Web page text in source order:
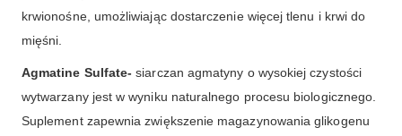
krwionośne, umożliwiając dostarczenie więcej tlenu i krwi do
mięśni.
Agmatine Sulfate-siarczan agmatyny o wysokiej czystości
wytwarzany jest w wyniku naturalnego procesu biologicznego.
Suplement zapewnia zwiększenie magazynowania glikogenu